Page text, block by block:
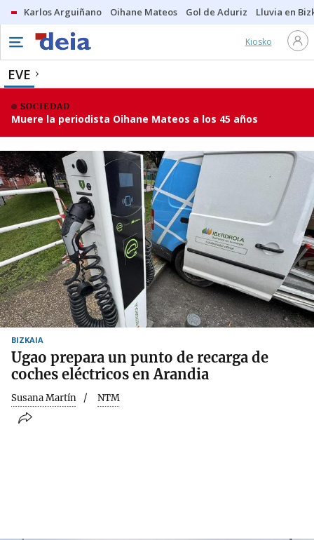
Karlos Arguiñano Oihane Mateos Gol de Aduriz Lluvia en
Kiosko
EVE
SOCIEDAD
Muere la periodista Oihane Mateos a los 45 años
BIZKAIA
Ugao prepara un punto de recarga de
coches eléctricos en Arandia
Susana Martín NTM